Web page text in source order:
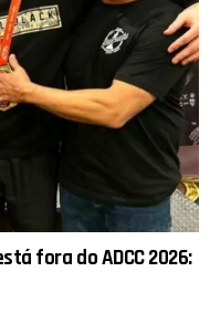
fora do ADCC 2026: